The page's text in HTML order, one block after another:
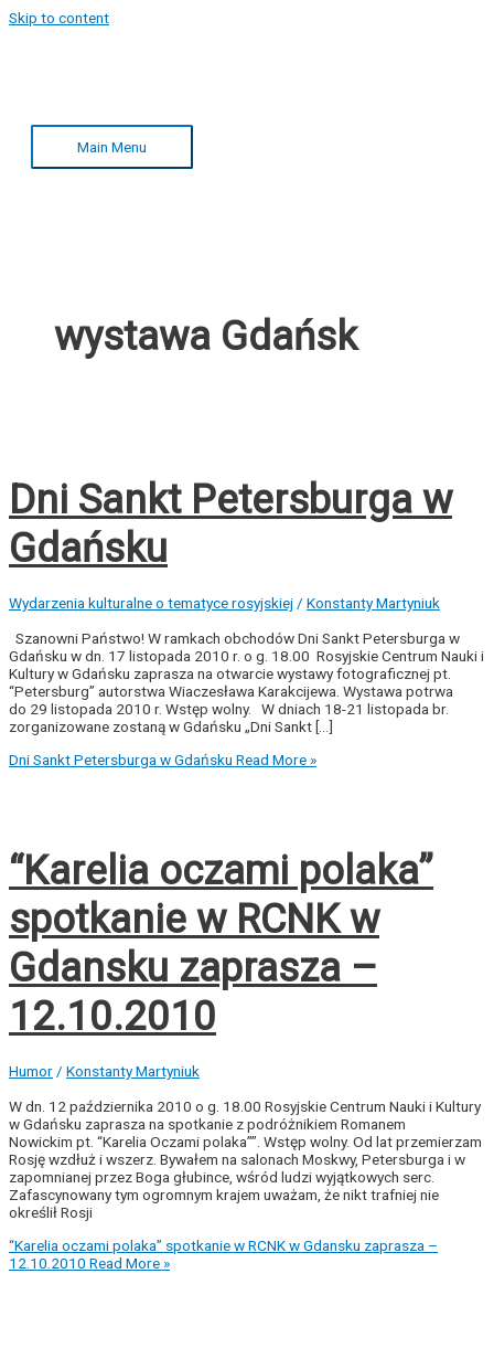
Skip to content
Main Menu
wystawa Gdańsk
Dni Sankt Petersburga w
Gdańsku
Wydarzenia kulturalne o tematyce rosyjskiej/ Konstanty Martyniuk
Szanowni Państwo! W ramkach obchodów Dni Sankt Petersburga w
Gdańsku w dn. 17 listopada 2010 r. o g. 18.00 Rosyjskie Centrum Nauki i
Kultury w Gdańsku zaprasza na otwarcie wystawy fotograficznej pt.
“Petersburg” autorstwa Wiaczesława Karakcijewa. Wystawa potrwa
do 29 listopada 2010 r. Wstęp wolny. W dniach 18-21 listopada br.
zorganizowane zostaną w Gdańsku „Dni Sankt […]
Dni Sankt Petersburga w Gdańsku Read More »
“Karelia oczami polaka”
spotkanie w RCNK w
Gdansku zaprasza –
12.10.2010
Humor/ Konstanty Martyniuk
W dn. 12 października 2010 o g. 18.00 Rosyjskie Centrum Nauki i Kultury
w Gdańsku zaprasza na spotkanie z podróżnikiem Romanem
Nowickim pt. “Karelia Oczami polaka””. Wstęp wolny. Od lat przemierzam
Rosję wzdłuż i wszerz. Bywałem na salonach Moskwy, Petersburga i w
zapomnianej przez Boga głubince, wśród ludzi wyjątkowych serc.
Zafascynowany tym ogromnym krajem uważam, że nikt trafniej nie
określił Rosji
“Karelia oczami polaka” spotkanie w RCNK w Gdansku zaprasza –
12.10.2010 Read More »